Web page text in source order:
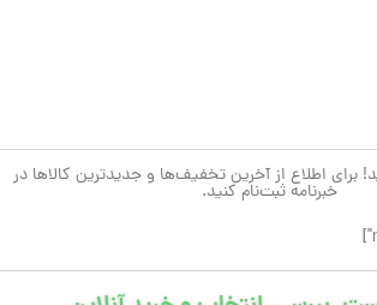
برای اطلاع از آخرین تخفیف‌ها و جدیدترین کالاها در
خبرنامه ثبت‌نام کنید.